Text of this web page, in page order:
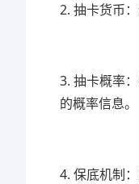
2. 抽卡货币
3. 抽卡概率
的概率信息。
4. 保底机制